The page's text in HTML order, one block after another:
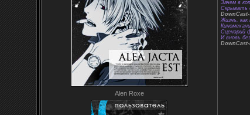
Alen Roxe
Зачем в
Скрывать
Жизнь, как
Сценарий
И вновь